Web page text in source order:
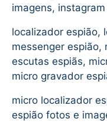
imagens,
localizador espião,
messenger espião,
escutas espiãs,
micro gravador
micro localizador
espião fotos e